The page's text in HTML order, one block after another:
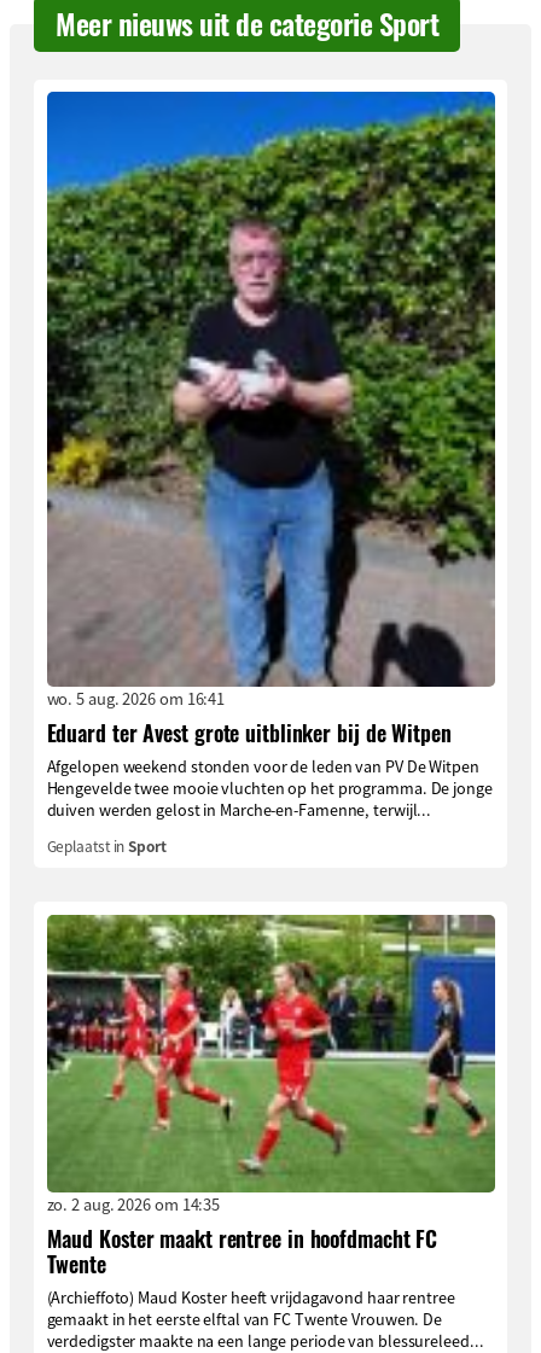
Meer nieuws uit de categorie Sport
wo. 5 aug. 2026 om 16:41
Eduard ter Avest grote uitblinker bij de Witpen
Afgelopen weekend stonden voor de leden van PV De Witpen
Hengevelde twee mooie vluchten op het programma. De jonge
duiven werden gelost in Marche-en-Famenne, terwijl...
Geplaatst inSport
zo. 2 aug. 2026 om 14:35
Maud Koster maakt rentree in hoofdmacht FC
Twente
(Archieffoto) Maud Koster heeft vrijdagavond haar rentree
gemaakt in het eerste elftal van FC Twente Vrouwen. De
verdedigster maakte na een lange periode van blessureleed...